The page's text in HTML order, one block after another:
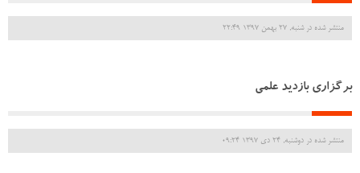
منتشر شده در شنبه, 27 بهمن 1397 22:49
برگزاری بازدید علمی
منتشر شده در دوشنبه, 24 دی 1397 09:24